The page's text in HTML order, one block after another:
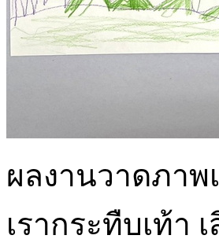
ผลงานวาดภาพ
เรากระทืบเท้า